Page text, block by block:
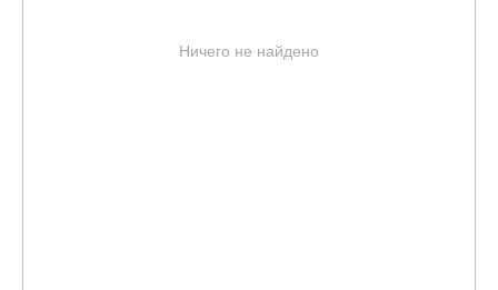
Ничего не найдено